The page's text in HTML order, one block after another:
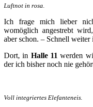
Luftnot in rosa.
Ich frage mich lieber
womöglich angestrebt
aber schon. – Schnell weiter
Dort, in Halle 11 werden
der ich bisher noch nie
Voll integriertes Elefanteneis.